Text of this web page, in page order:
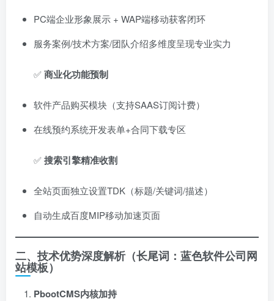
PC端企业形象展示 + WAP端移动获客闭环
服务案例/技术方案/团队介绍多维度呈现专业实力
✅ ​商业化功能预制
软件产品购买模块（支持SAAS订阅计费）
在线预约系统开发表单+合同下载专区
✅ ​搜索引擎精准收割
全站页面独立设置TDK（标题/关键词/描述）
自动生成百度MIP移动加速页面
二、技术优势深度解析（长尾词：蓝色软件公司网
站模板）​
PbootCMS内核加持